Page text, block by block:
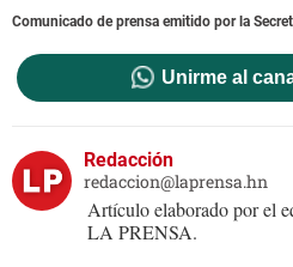
Comunicado de prensa emitido por la
Unirme al
Redacción
redaccion@laprensa.hn
Artículo elaborado por el
LA PRENSA.